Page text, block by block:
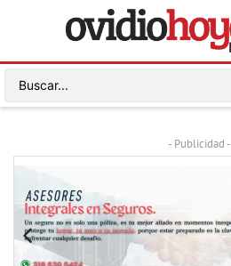
- Publicidad -